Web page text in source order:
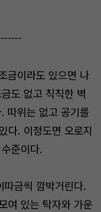
금이라도 있으면 나
도 없고 칙칙한 벽
따위는 없고 공기를
다. 이정도면 오로지
준이다.
금씩 깜박거린다.
여 있는 탁자와 가운